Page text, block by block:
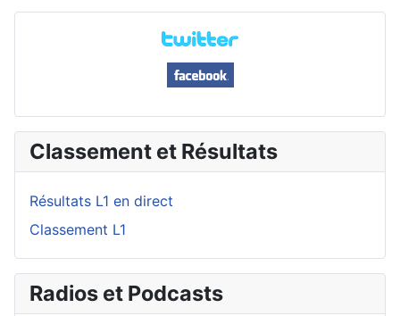
Classement et Résultats
Résultats L1 en direct
Classement L1
Radios et Podcasts